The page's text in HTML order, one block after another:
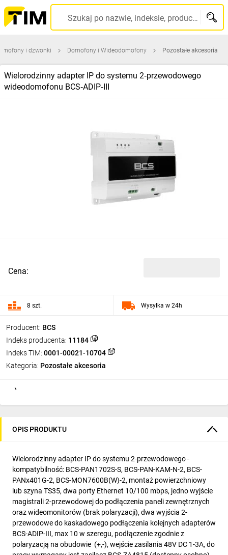
Szukaj po nazwie, indeksie, producencie, kodzie kreskowym...
i dzwonki Domofony i Wideodomofony Pozostałe akcesoria
Wielorodzinny adapter IP do systemu 2‑przewodowego
wideodomofonu BCS‑ADIP‑III
Producent: BCS
Indeks producenta: 11184
Indeks TIM: 0001-00021-10704
Kategoria: Pozostałe akcesoria
Cena:
8 szt. Wysyłka w 24h
OPIS PRODUKTU
Wielorodzinny adapter IP do systemu 2-przewodowego -
kompatybilność: BCS-PAN1702S-S, BCS-PAN-KAM-N-2, BCS-
PANx401G-2, BCS-MON7600B(W)-2, montaż powierzchniowy
lub szyna TS35, dwa porty Ethernet 10/100 mbps, jedno wyjście
magistrali 2-przewodowej do podłączenia paneli zewnętrznych
oraz wideomonitorów (brak polaryzacji), dwa wyjścia 2-
przewodowe do kaskadowego podłączenia kolejnych adapterów
BCS-ADIP-III, max 10 w szeregu, podłączenie zgodnie z
polaryzacją na obudowie (+,-), wejście zasilania 48V DC 1-3A, do